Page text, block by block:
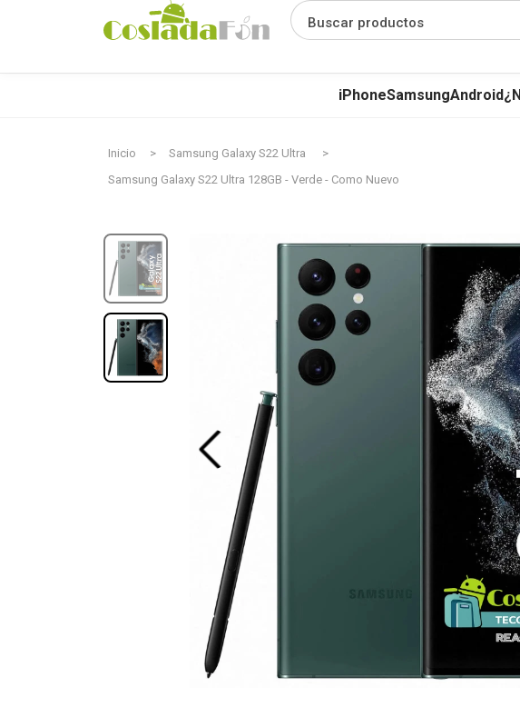
Buscar productos
iPhoneSamsungAndroid
Inicio
Samsung Galaxy S22 Ultra
Samsung Galaxy S22 Ultra 128GB - Verde - Como Nuevo
Previous